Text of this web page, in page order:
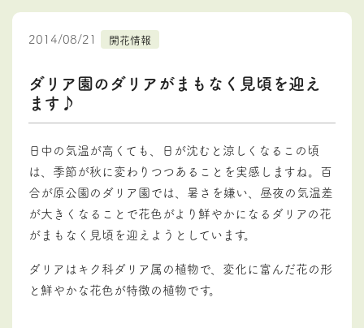
2014/08/21 開花情報
ダリア園のダリアがまもなく見頃を迎え
ます♪
日中の気温が高くても、日が沈むと涼しくなるこの頃
は、季節が秋に変わりつつあることを実感しますね。百
合が原公園のダリア園では、暑さを嫌い、昼夜の気温差
が大きくなることで花色がより鮮やかになるダリアの花
がまもなく見頃を迎えようとしています。
ダリアはキク科ダリア属の植物で、変化に富んだ花の形
と鮮やかな花色が特徴の植物です。